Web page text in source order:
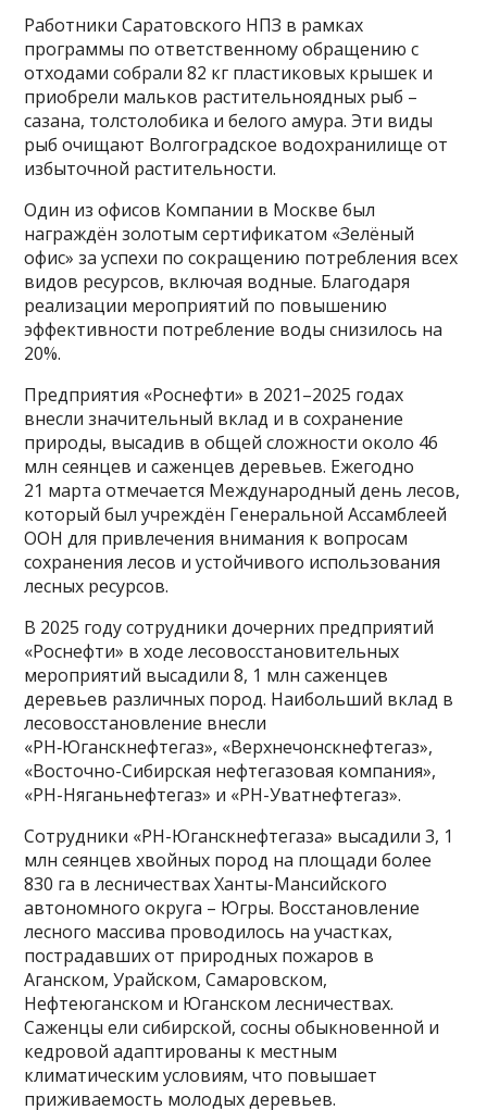
Работники Саратовского НПЗ в рамках
программы по ответственному обращению с
отходами собрали 82 кг пластиковых крышек и
приобрели мальков растительноядных рыб –
сазана, толстолобика и белого амура. Эти виды
рыб очищают Волгоградское водохранилище от
избыточной растительности.
Один из офисов Компании в Москве был
награждён золотым сертификатом «Зелёный
офис» за успехи по сокращению потребления всех
видов ресурсов, включая водные. Благодаря
реализации мероприятий по повышению
эффективности потребление воды снизилось на
20%.
Предприятия «Роснефти» в 2021–2025 годах
внесли значительный вклад и в сохранение
природы, высадив в общей сложности около 46
млн сеянцев и саженцев деревьев. Ежегодно
21 марта отмечается Международный день лесов,
который был учреждён Генеральной Ассамблеей
ООН для привлечения внимания к вопросам
сохранения лесов и устойчивого использования
лесных ресурсов.
В 2025 году сотрудники дочерних предприятий
«Роснефти» в ходе лесовосстановительных
мероприятий высадили 8, 1 млн саженцев
деревьев различных пород. Наибольший вклад в
лесовосстановление внесли
«РН‑Юганскнефтегаз», «Верхнечонскнефтегаз»,
«Восточно-Сибирская нефтегазовая компания»,
«РН-Няганьнефтегаз» и «РН-Уватнефтегаз».
Сотрудники «РН-Юганскнефтегаза» высадили 3, 1
млн сеянцев хвойных пород на площади более
830 га в лесничествах Ханты-Мансийского
автономного округа – Югры. Восстановление
лесного массива проводилось на участках,
пострадавших от природных пожаров в
Аганском, Урайском, Самаровском,
Нефтеюганском и Юганском лесничествах.
Саженцы ели сибирской, сосны обыкновенной и
кедровой адаптированы к местным
климатическим условиям, что повышает
приживаемость молодых деревьев.